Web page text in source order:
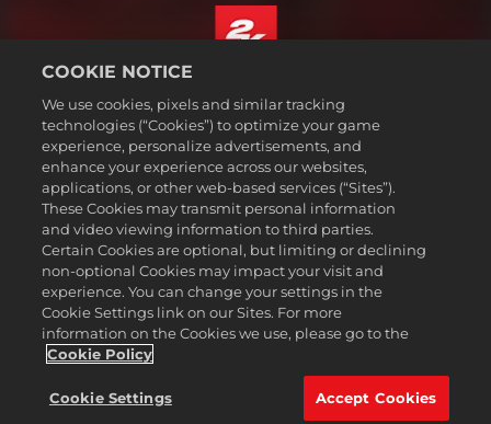
Informazioni legali
Politiche sulla privacy
Politiche sui cookie
Assistenza
Non vendere o condividere le mie informazioni personali
Ricerca ordini e rimborsi
Partner pubblicitari 2K
©2016-2026 Take-Two Interactive Software Inc. 2K, Firaxis Games,
Civilization, and their respective logos are trademarks of Take-Two
Interactive Software, Inc. All rights reserved.
Italiano
COOKIE NOTICE
We use cookies, pixels and similar tracking
technologies (“Cookies”) to optimize your game
experience, personalize advertisements, and
enhance your experience across our websites,
applications, or other web-based services (“Sites”).
These Cookies may transmit personal information
and video viewing information to third parties.
Certain Cookies are optional, but limiting or declining
non-optional Cookies may impact your visit and
experience. You can change your settings in the
Cookie Settings link on our Sites. For more
information on the Cookies we use, please go to the
Cookie Policy
Cookie Settings Accept Cookies